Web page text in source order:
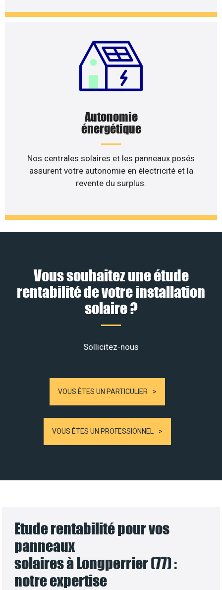
Autonomie
énergétique
Nos centrales solaires et les panneaux posés
assurent votre autonomie en électricité et la
revente du surplus.
Vous souhaitez une étude
rentabilité de votre installation
solaire ?
Sollicitez-nous
VOUS ÊTES UN PARTICULIER
VOUS ÊTES UN PROFESSIONNEL
Etude rentabilité pour vos
panneaux
solaires à Longperrier (77) :
notre expertise